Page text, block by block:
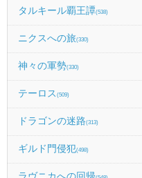
タルキール覇王譚(538)
ニクスへの旅(330)
神々の軍勢(330)
テーロス (509)
ドラゴンの迷路(313)
ギルド門侵犯(498)